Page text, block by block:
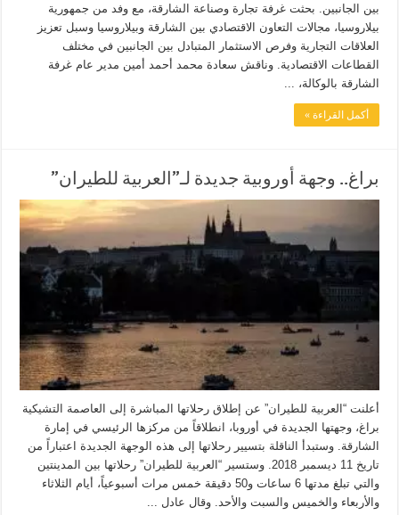
بين الجانبين. بحثت غرفة تجارة وصناعة الشارقة، مع وفد من جمهورية
بيلاروسيا، مجالات التعاون الاقتصادي بين الشارقة وبيلاروسيا وسبل تعزيز
العلاقات التجارية وفرص الاستثمار المتبادل بين الجانبين في مختلف
القطاعات الاقتصادية. وناقش سعادة محمد أحمد أمين مدير عام غرفة
الشارقة بالوكالة، ...
أكمل القراءة »
براغ.. وجهة أوروبية جديدة لـ”العربية للطيران”
أعلنت “العربية للطيران” عن إطلاق رحلاتها المباشرة إلى العاصمة التشيكية
براغ، وجهتها الجديدة في أوروبا، انطلاقاً من مركزها الرئيسي في إمارة
الشارقة. وستبدأ الناقلة بتسيير رحلاتها إلى هذه الوجهة الجديدة اعتباراً من
تاريخ 11 ديسمبر 2018. وستسير “العربية للطيران” رحلاتها بين المدينتين
والتي تبلغ مدتها 6 ساعات و50 دقيقة خمس مرات أسبوعياً، أيام الثلاثاء
والأربعاء والخميس والسبت والأحد. وقال عادل ...